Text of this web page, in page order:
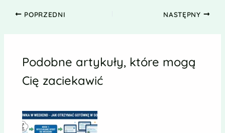
POPRZEDNI NASTĘPNY
Podobne artykuły, które mogą
Cię zaciekawić